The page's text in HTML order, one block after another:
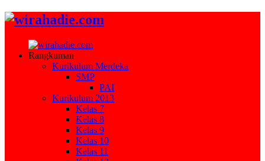
Rangkuman
Kurikulum Merdeka
SMP
PAI
Kurikulum 2013
Kelas 7
Kelas 8
Kelas 9
Kelas 10
Kelas 11